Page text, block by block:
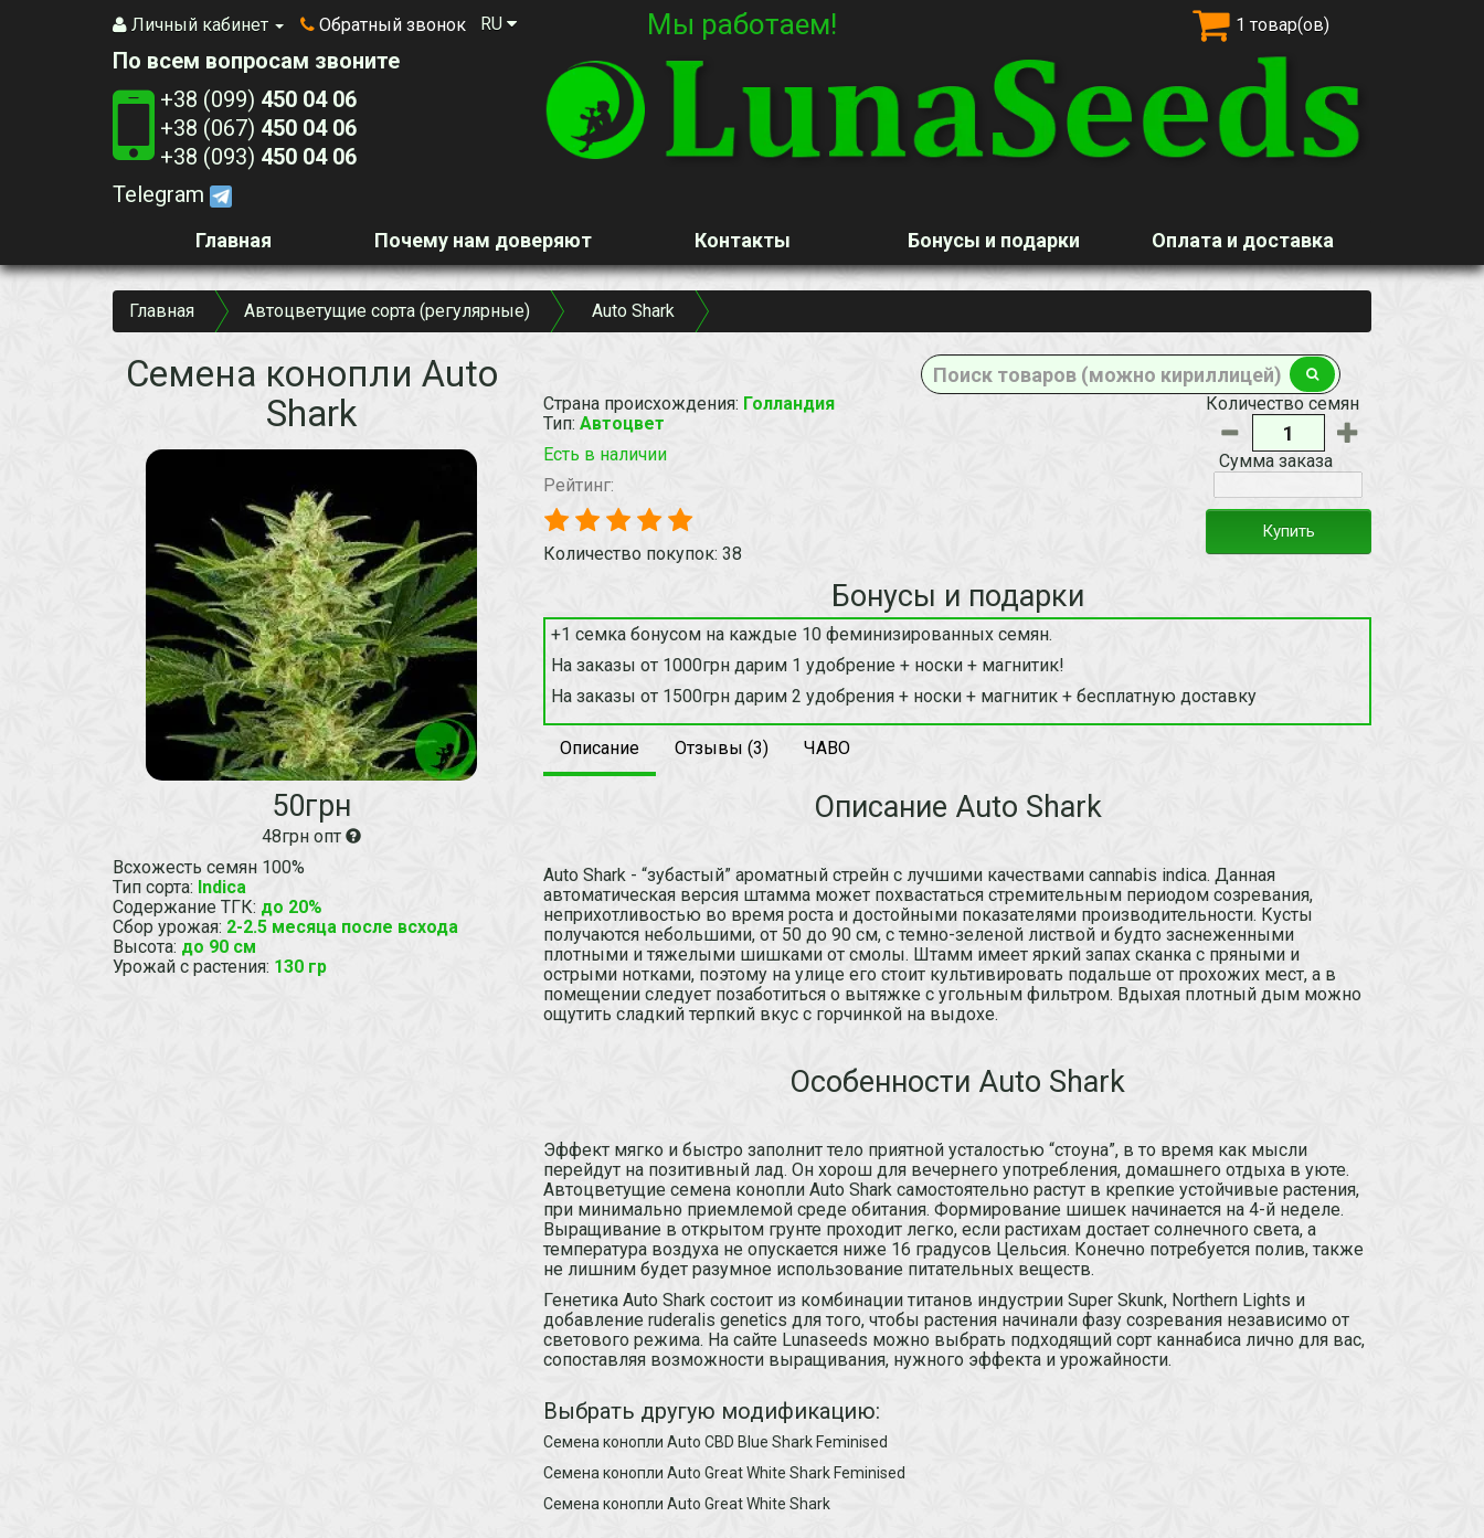
Личный кабинет Обратный звонок 1 товар(ов)
RU Мы работаем!
По всем вопросам звоните
+38 (099) 450 04 06
+38 (067) 450 04 06
+38 (093) 450 04 06
Telegram
Главная Почему нам доверяют Контакты Бонусы и подарки Оплата и доставка
Главная Автоцветущие сорта (регулярные) Auto Shark
Семена конопли Auto
Shark
50грн
48грн опт
Всхожесть семян 100%
Тип сорта: Indica
Содержание ТГК: до 20%
Сбор урожая: 2-2.5 месяца после всхода
Высота: до 90 см
Урожай с растения: 130 гр
Страна происхождения: Голландия
Тип: Автоцвет
Есть в наличии
Рейтинг:
Количество покупок: 38
Количество семян
Сумма заказа
Купить
Бонусы и подарки
+1 семка бонусом на каждые 10 феминизированных семян.
На заказы от 1000грн дарим 1 удобрение + носки + магнитик!
На заказы от 1500грн дарим 2 удобрения + носки + магнитик + бесплатную доставку
Описание Отзывы (3) ЧАВО
Описание Auto Shark
Auto Shark - “зубастый” ароматный стрейн с лучшими качествами cannabis indica. Данная
автоматическая версия штамма может похвастаться стремительным периодом созревания,
неприхотливостью во время роста и достойными показателями производительности. Кусты
получаются небольшими, от 50 до 90 см, с темно-зеленой листвой и будто заснеженными
плотными и тяжелыми шишками от смолы. Штамм имеет яркий запах сканка с пряными и
острыми нотками, поэтому на улице его стоит культивировать подальше от прохожих мест, а в
помещении следует позаботиться о вытяжке с угольным фильтром. Вдыхая плотный дым можно
ощутить сладкий терпкий вкус с горчинкой на выдохе.
Особенности Auto Shark
Эффект мягко и быстро заполнит тело приятной усталостью “стоуна”, в то время как мысли
перейдут на позитивный лад. Он хорош для вечернего употребления, домашнего отдыха в уюте.
Автоцветущие семена конопли Auto Shark самостоятельно растут в крепкие устойчивые растения,
при минимально приемлемой среде обитания. Формирование шишек начинается на 4-й неделе.
Выращивание в открытом грунте проходит легко, если растихам достает солнечного света, а
температура воздуха не опускается ниже 16 градусов Цельсия. Конечно потребуется полив, также
не лишним будет разумное использование питательных веществ.
Генетика Auto Shark состоит из комбинации титанов индустрии Super Skunk, Northern Lights и
добавление ruderalis genetics для того, чтобы растения начинали фазу созревания независимо от
светового режима. На сайте Lunaseeds можно выбрать подходящий сорт каннабиса лично для вас,
сопоставляя возможности выращивания, нужного эффекта и урожайности.
Выбрать другую модификацию:
Семена конопли Auto CBD Blue Shark Feminised
Семена конопли Auto Great White Shark Feminised
Семена конопли Auto Great White Shark